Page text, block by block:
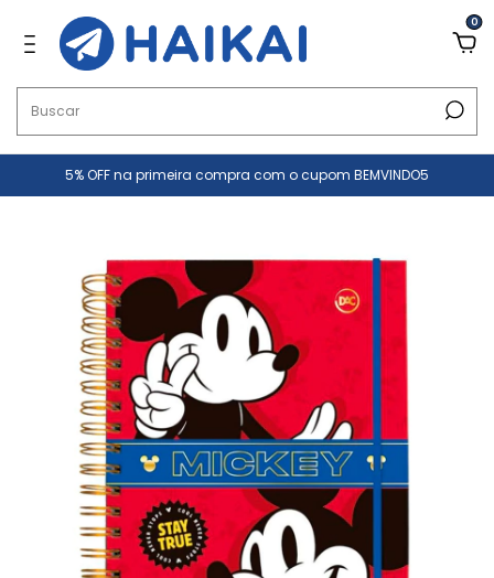
0
5% OFF na primeira compra com o cupom BEMVINDO5